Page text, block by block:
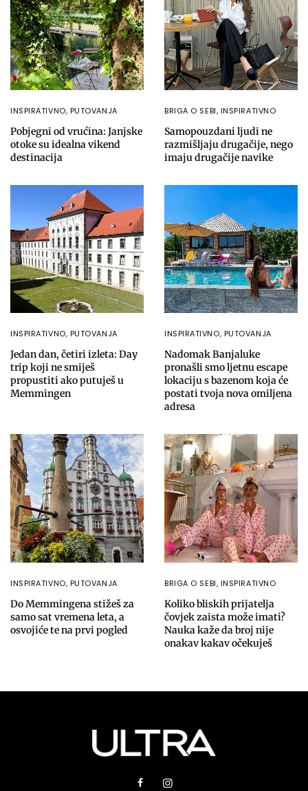
INSPIRATIVNO, PUTOVANJA
Pobjegni od vrućina: Janjske
otoke su idealna vikend
destinacija
BRIGA O SEBI, INSPIRATIVNO
Samopouzdani ljudi ne
razmišljaju drugačije, nego
imaju drugačije navike
INSPIRATIVNO, PUTOVANJA
Jedan dan, četiri izleta: Day
trip koji ne smiješ
propustiti ako putuješ u
Memmingen
INSPIRATIVNO, PUTOVANJA
Nadomak Banjaluke
pronašli smo ljetnu escape
lokaciju s bazenom koja će
postati tvoja nova omiljena
adresa
INSPIRATIVNO, PUTOVANJA
Do Memmingena stižeš za
samo sat vremena leta, a
osvojiće te na prvi pogled
BRIGA O SEBI, INSPIRATIVNO
Koliko bliskih prijatelja
čovjek zaista može imati?
Nauka kaže da broj nije
onakav kakav očekuješ